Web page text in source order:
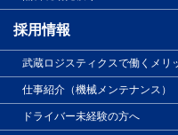
採用情報
武蔵ロジスティクスで働くメリ
仕事紹介（機械メンテナンス）
ドライバー未経験の方へ